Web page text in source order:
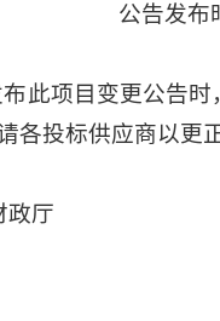
公告发布
此项目变更公告
各投标供应商以更
政厅